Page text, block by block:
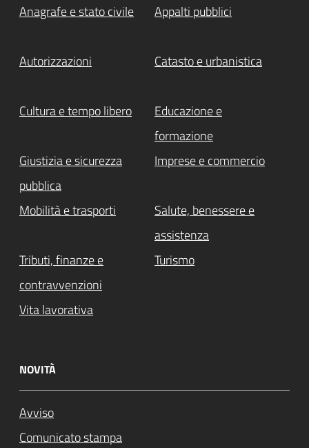
Anagrafe e stato civile Appalti pubblici
Autorizzazioni Catasto e urbanistica
Cultura e tempo libero
Educazione e
formazione
Giustizia e sicurezza
pubblica
Imprese e commercio
Mobilità e trasporti
Salute, benessere e
assistenza
Tributi, finanze e
contravvenzioni
Turismo
Vita lavorativa
NOVITÀ
Avviso
Comunicato stampa